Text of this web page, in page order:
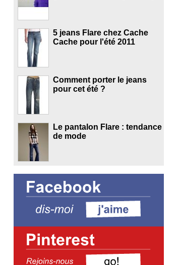
5 jeans Flare chez Cache
Cache pour l'été 2011
Comment porter le jeans
pour cet été ?
Le pantalon Flare : tendance
de mode